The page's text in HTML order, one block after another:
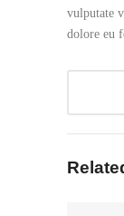
vulputate
dolore eu